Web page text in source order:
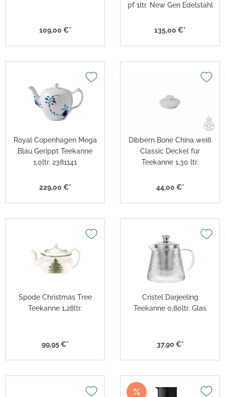
109,00 €*
pf 1ltr. New Gen Edelstahl
135,00 €*
Royal Copenhagen Mega
Blau Gerippt Teekanne
1,0ltr. 2381141
229,00 €*
Dibbern Bone China weiß
Classic Deckel für
Teekanne 1,30 ltr.
44,00 €*
Spode Christmas Tree
Teekanne 1,28ltr.
99,95 €*
Cristel Darjeeling
Teekanne 0,80ltr. Glas
37,90 €*
%